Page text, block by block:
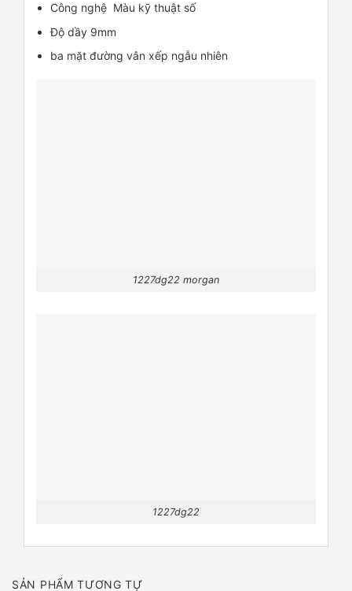
Công nghệ Màu kỹ thuật số
Độ dầy 9mm
ba mặt đường vân xếp ngẫu nhiên
1227dg22 morgan
1227dg22
SẢN PHẨM TƯƠNG TỰ